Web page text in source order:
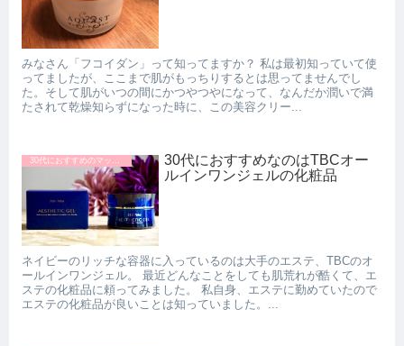
みなさん「フコイダン」って知ってますか？ 私は最初知っていて使
ってましたが、ここまで肌がもっちりするとは思ってませんでし
た。そして肌がいつの間にかつやつやになって、なんだか潤いで満
たされて乾燥知らずになった時に、この美容クリー...
30代におすすめなのはTBCオー
ルインワンジェルの化粧品
ネイビーのリッチな容器に入っているのは大手のエステ、TBCのオ
ールインワンジェル。 最近どんなことをしても肌荒れが酷くて、エ
ステの化粧品に頼ってみました。 私自身、エステに勤めていたので
エステの化粧品が良いことは知っていました。...